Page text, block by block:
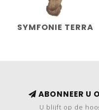
SYMFONIE TERRA
ABONNEER U
U blijft op de